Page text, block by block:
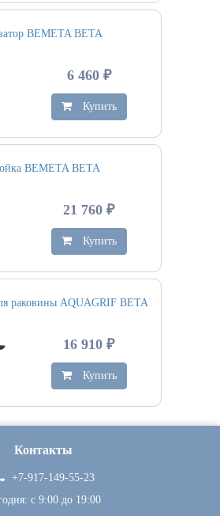
BEMETA BETA
6 460 ₽
Купить
BEMETA BETA
21 760 ₽
Купить
раковины AQUAGRIF BETA
16 910 ₽
Купить
Контакты
+7-917-149-55-23
c 9:00 до 19:00